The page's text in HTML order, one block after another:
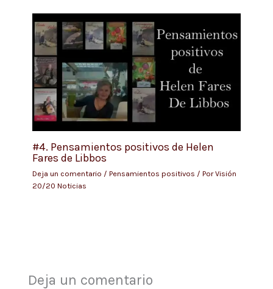
#4. Pensamientos positivos de Helen
Fares de Libbos
Deja un comentario / Pensamientos positivos / PorVisión
20/20 Noticias
Deja un comentario